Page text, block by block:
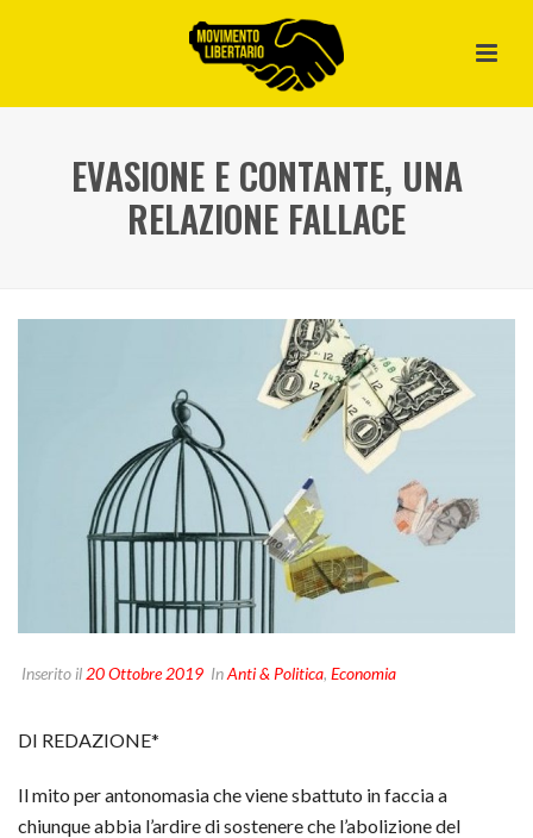
EVASIONE E CONTANTE, UNA
RELAZIONE FALLACE
Inserito il 20 Ottobre 2019 InAnti & Politica, Economia
DI REDAZIONE*
Il mito per antonomasia che viene sbattuto in faccia a
chiunque abbia l’ardire di sostenere che l’abolizione del